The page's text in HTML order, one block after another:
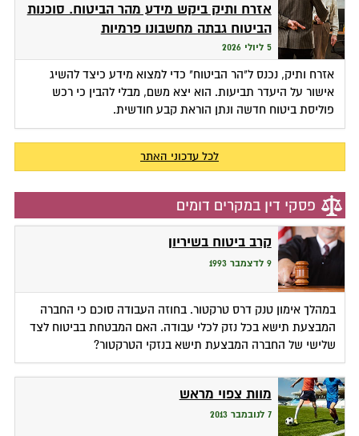
אזרח ותיק ביקש מידע מהר הביטוח. סוכנות
הביטוח גבתה מחשבונו פרמיות
5 ליולי 2026
אזרח ותיק, נכנס ל"הר הביטוח" כדי למצוא מידע כיצד להשיג
אישור על היעדר תביעות. הוא יצא משם, מבלי להבין כי רכש
פוליסת ביטוח חדשה ונתן הוראת קבע חודשית.
לכל עדכוני האתר
פסקי דין במקרים דומים
קרב ביטוח בשיריון
9 לדצמבר 1993
במהלך אימון טנק דרס טרקטור. בחוזה העבודה סוכם כי החברה
המבצעת תישא בכל נזק לכלי עבודה. האם המבטחת בביטוח לצד
שלישי של החברה המבצעת תישא בנזקי הטרקטור?
מוות צפוי מראש
7 לנובמבר 2013